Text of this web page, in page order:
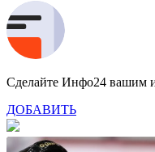
Сделайте Инфо24 вашим
ДОБАВИТЬ